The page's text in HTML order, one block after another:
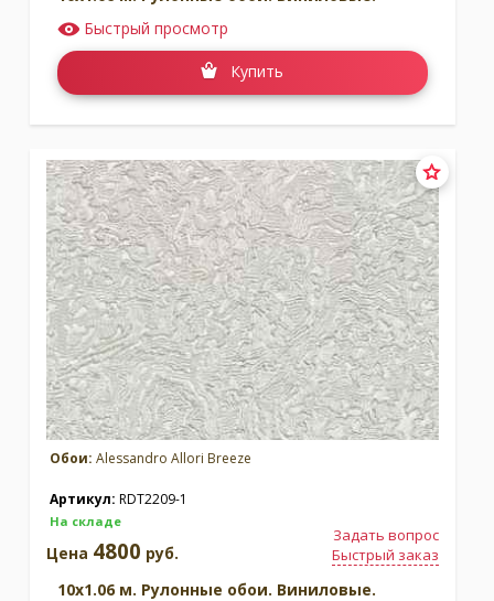
Быстрый просмотр
Купить
Обои: Alessandro Allori Breeze
Артикул: RDT2209-1
На складе
Задать вопрос
Быстрый заказ
Цена 4800 руб.
10x1.06 м. Рулонные обои. Виниловые.